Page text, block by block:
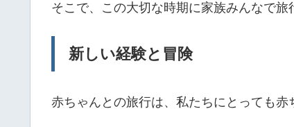
そこで、この大切な時期に家族みんなで旅
新しい経験と冒険
赤ちゃんとの旅行は、私たちにとっても赤